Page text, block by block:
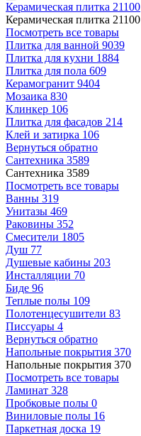
Керамическая плитка 21100
Керамическая плитка 21100
Посмотреть все товары
Плитка для ванной 9039
Плитка для кухни 1884
Плитка для пола 609
Керамогранит 9404
Мозаика 830
Клинкер 106
Плитка для фасадов 214
Клей и затирка 106
Вернуться обратно
Сантехника 3589
Сантехника 3589
Посмотреть все товары
Ванны 319
Унитазы 469
Раковины 352
Смесители 1805
Душ 77
Душевые кабины 203
Инсталляции 70
Биде 96
Теплые полы 109
Полотенцесушители 83
Писсуары 4
Вернуться обратно
Напольные покрытия 370
Напольные покрытия 370
Посмотреть все товары
Ламинат 328
Пробковые полы 0
Виниловые полы 16
Паркетная доска 19